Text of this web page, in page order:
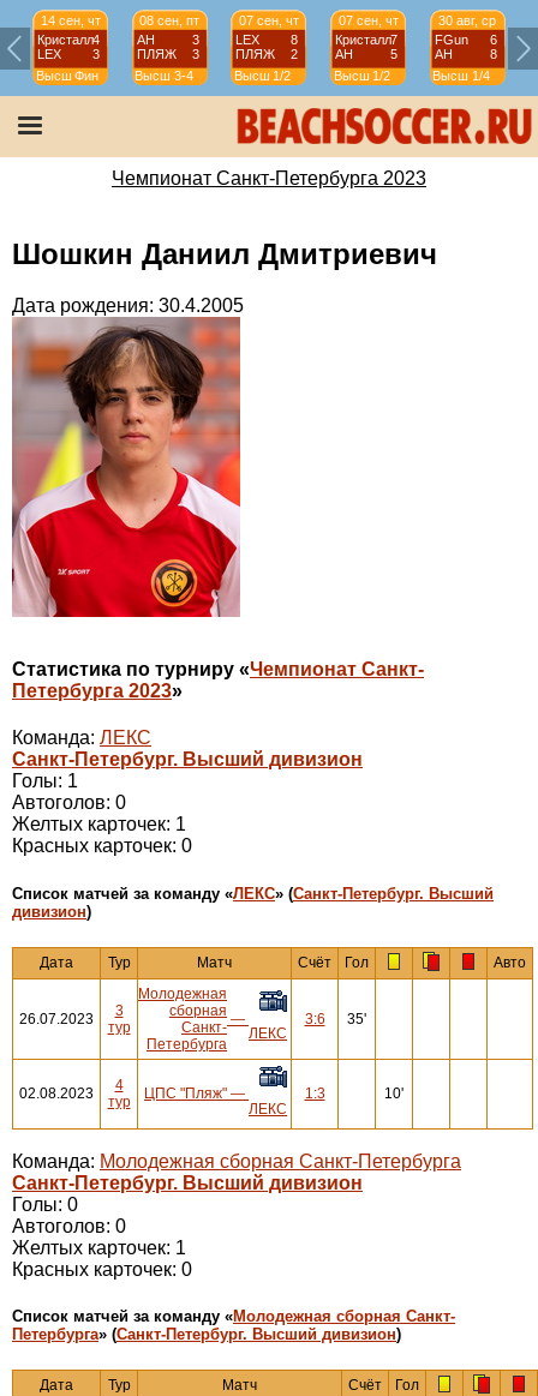
14 сен, чт
Кристалл4
LEX
3
Высш Фин
08 сен, пт
АН
3
ПЛЯЖ
3
Высш 3-4
07 сен, чт
LEX
8
ПЛЯЖ
2
Высш 1/2
07 сен, чт
Кристалл7
АН
5
Высш 1/2
30 авг, ср
FGun
6
АН
8
Высш 1/4
Чемпионат Санкт-Петербурга 2023
Шошкин Даниил Дмитриевич
Дата рождения: 30.4.2005
Статистика по турниру «Чемпионат Санкт-
Петербурга 2023»
Команда: ЛЕКС
Санкт-Петербург. Высший дивизион
Голы: 1
Автоголов: 0
Желтых карточек: 1
Красных карточек: 0
Cписок матчей за команду «ЛЕКС» (Санкт-Петербург. Высший
дивизион)
Дата Тур Матч Счёт Гол Авто
26.07.2023
3
тур
Молодежная
сборная
Санкт-
Петербурга
—
ЛЕКС
3:6 35'
02.08.2023
4
тур
ЦПС "Пляж" —
ЛЕКС
1:3 10'
Команда: Молодежная сборная Санкт-Петербурга
Санкт-Петербург. Высший дивизион
Голы: 0
Автоголов: 0
Желтых карточек: 1
Красных карточек: 0
Cписок матчей за команду «Молодежная сборная Санкт-
Петербурга» (Санкт-Петербург. Высший дивизион)
Дата Тур Матч Счёт Гол